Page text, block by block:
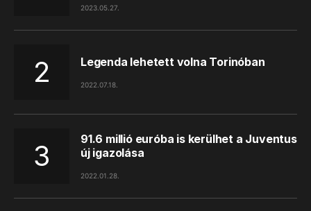
2023.05.27.
Legenda lehetett volna Torinóban
2022.07.18.
91.6 millió euróba is kerülhet a Juventus
új igazolása
2022.01.28.